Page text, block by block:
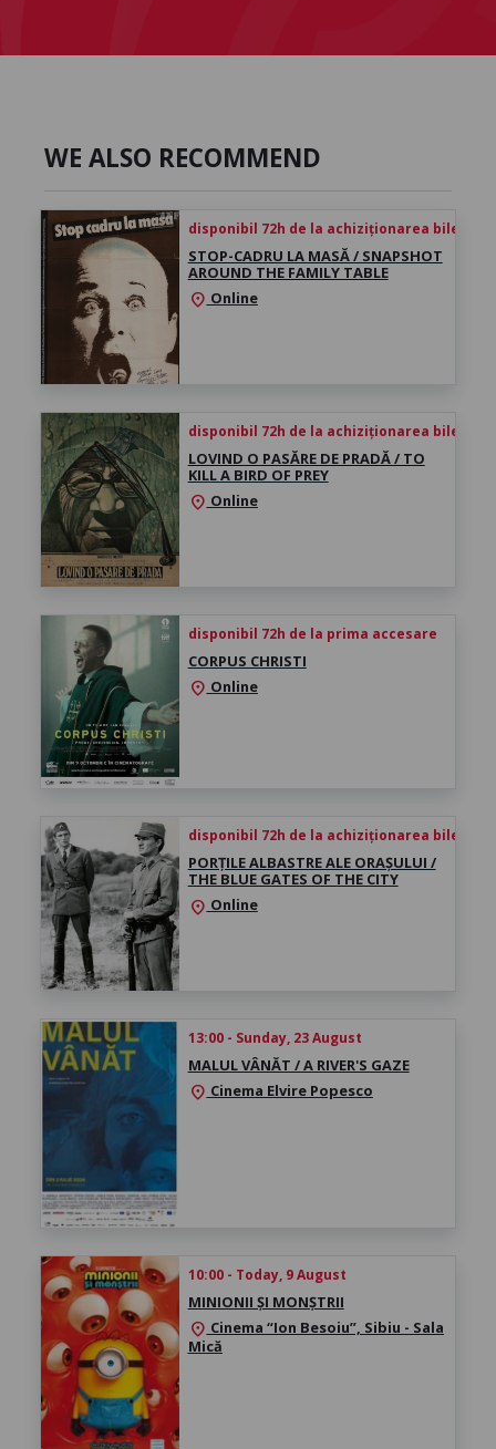
WE ALSO RECOMMEND
disponibil 72h de la achiziționarea biletului
STOP-CADRU LA MASĂ / SNAPSHOT
AROUND THE FAMILY TABLE
location_on Online
disponibil 72h de la achiziționarea biletului
LOVIND O PASĂRE DE PRADĂ / TO
KILL A BIRD OF PREY
location_on Online
disponibil 72h de la prima accesare
CORPUS CHRISTI
location_on Online
disponibil 72h de la achiziționarea biletului
PORȚILE ALBASTRE ALE ORAȘULUI /
THE BLUE GATES OF THE CITY
location_on Online
13:00 - Sunday, 23 August
MALUL VÂNĂT / A RIVER'S GAZE
location_on Cinema Elvire Popesco
10:00 - Today, 9 August
MINIONII ȘI MONȘTRII
location_on Cinema “Ion Besoiu”, Sibiu - Sala
Mică